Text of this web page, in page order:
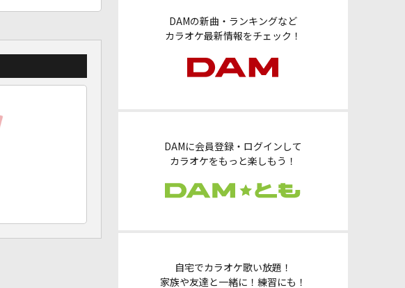
DAMの新曲・ランキングなど
カラオケ最新情報をチェック！
DAMに会員登録・ログインして
カラオケをもっと楽しもう！
自宅でカラオケ歌い放題！
家族や友達と一緒に！練習にも！